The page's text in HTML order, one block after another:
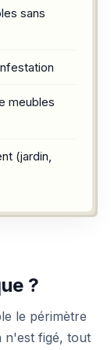
sans
meubles
(jardin,
?
le périmètre
n'est figé, tout